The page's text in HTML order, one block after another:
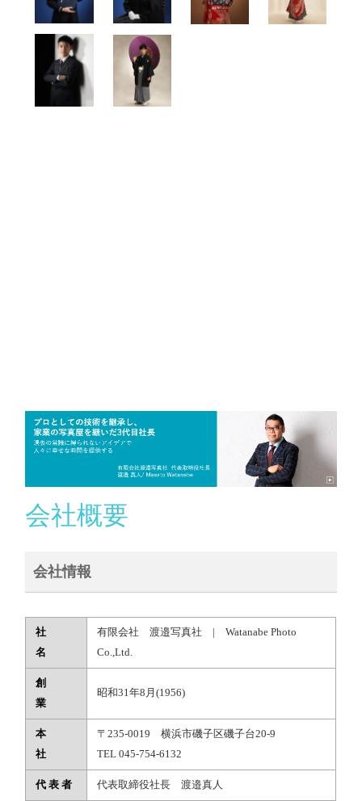
会社概要
会社情報
社
名
有限会社 渡邉写真社 | Watanabe Photo
Co.,Ltd.
創
業
昭和31年8月(1956)
本
社
〒235-0019 横浜市磯子区磯子台20-9
TEL 045-754-6132
代 表 者 代表取締役社長 渡邉真人